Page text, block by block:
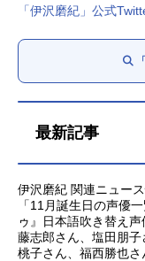
「伊沢磨紀」公式
最新記事
伊沢磨紀 関連ニュー
「11月誕生日の声優
ゥ』日本語吹き替え
藤志郎さん、塩田朋
桃子さん、福西勝也さ